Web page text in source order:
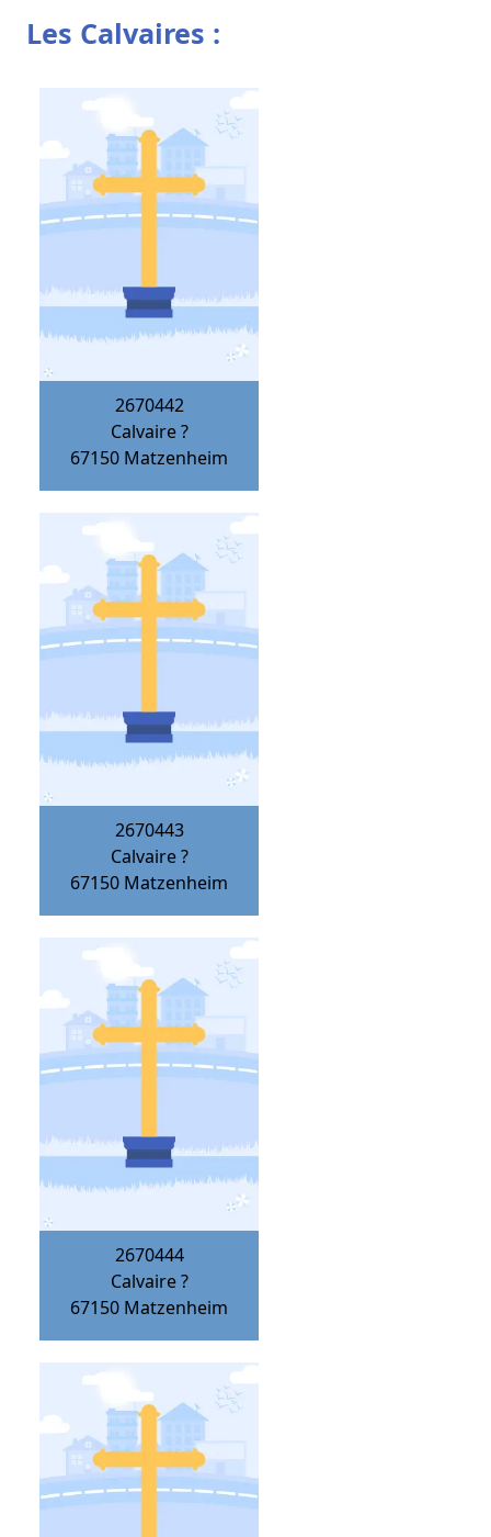
Les Calvaires :
2670442
Calvaire ?
67150 Matzenheim
2670443
Calvaire ?
67150 Matzenheim
2670444
Calvaire ?
67150 Matzenheim